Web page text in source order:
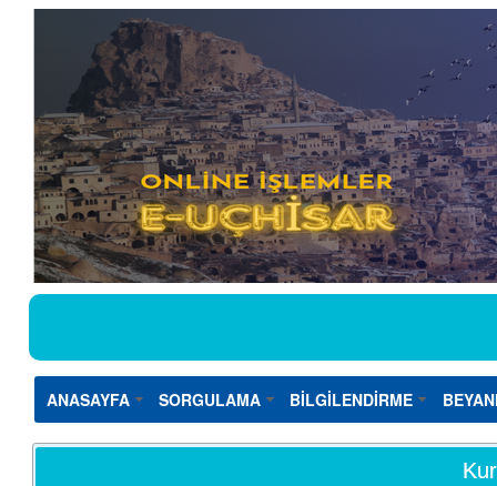
ANASAYFA SORGULAMA BİLGİLENDİRME